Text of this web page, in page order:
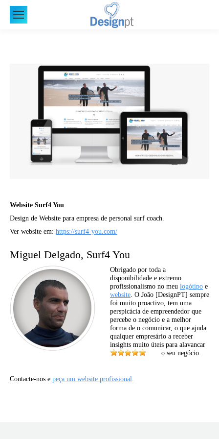
Website Surf4 You
Design de Website para empresa de personal surf coach.
Ver website em: https://surf4-you.com/
Miguel Delgado, Surf4 You
Obrigado por toda a
disponibilidade e extremo
profissionalismo no meu logótipo e
website . O João [DesignPT] sempre
foi muito proactivo, tem uma
perspicácia de empreendedor que
percebe o negócio e a melhor
forma de o comunicar, o que ajuda
qualquer empresário a receber
insights muito úteis para alavancar
o seu negócio.
Contacte-nos e peça um website profissional